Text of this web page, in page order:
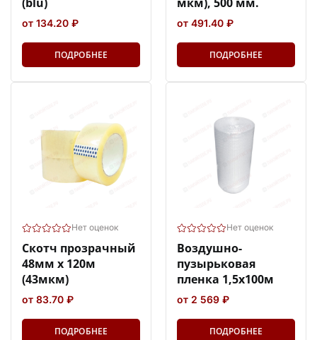
от 134.20 ₽
ПОДРОБНЕЕ
от 491.40 ₽
ПОДРОБНЕЕ
Нет оценок
Скотч прозрачный
48мм х 120м
(43мкм)
от 83.70 ₽
ПОДРОБНЕЕ
Нет оценок
Воздушно-
пузырьковая
пленка 1,5х100м
от 2 569 ₽
ПОДРОБНЕЕ